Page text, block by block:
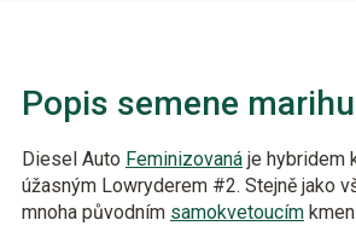
Popis semene
Diesel Auto Feminizovaná je hybridem
úžasným Lowryderem #2. Stejně jako
mnoha původním samokvetoucím